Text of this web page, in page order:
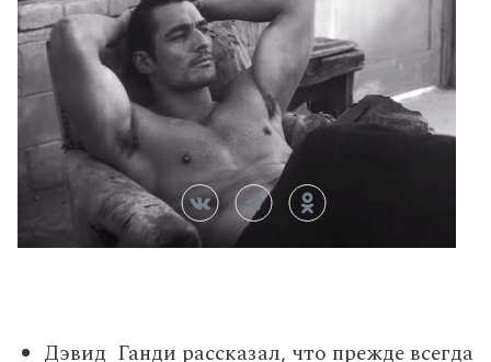
Дэвид Ганди рассказал, что прежде всегда